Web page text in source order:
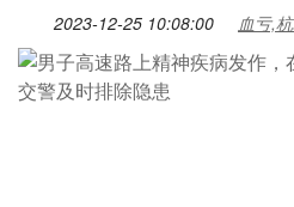
2023-12-25 10:08:00 血亏,